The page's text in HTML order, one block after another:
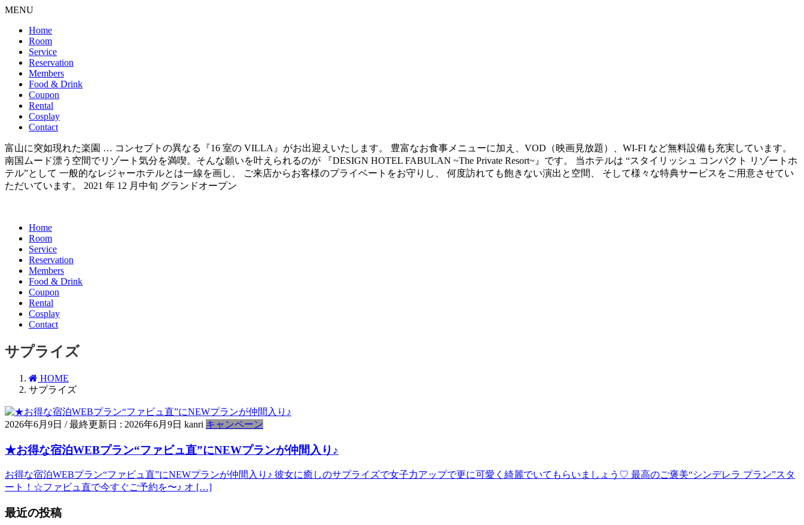
MENU
Home
Room
Service
Reservation
Members
Food & Drink
Coupon
Rental
Cosplay
Contact
富山に突如現れた楽園 … コンセプトの異なる『16 室の VILLA』がお出迎えいたします。 豊富なお食事メニューに加え、VOD（映画見放題）、WI-FI など無料設備も充実しています。
南国ムード漂う空間でリゾート気分を満喫。そんな願いを叶えられるのが 『DESIGN HOTEL FABULAN ~The Private Resort~』です。 当ホテルは “スタイリッシュ コンパクト リゾートホ
テル”として 一般的なレジャーホテルとは一線を画し、 ご来店からお客様のプライベートをお守りし、 何度訪れても飽きない演出と空間、 そして様々な特典サービスをご用意させてい
ただいています。 2021 年 12 月中旬 グランドオープン
Home
Room
Service
Reservation
Members
Food & Drink
Coupon
Rental
Cosplay
Contact
サプライズ
HOME
サプライズ
2026年6月9日 / 最終更新日 : 2026年6月9日 kanri キャンペーン
★お得な宿泊WEBプラン“ファビュ直”にNEWプランが仲間入り♪
お得な宿泊WEBプラン“ファビュ直”にNEWプランが仲間入り♪ 彼女に癒しのサプライズで女子力アップで更に可愛く綺麗でいてもらいましょう♡ 最高のご褒美“シンデレラ プラン”スタ
ート！☆ファビュ直で今すぐご予約を〜♪ オ […]
最近の投稿